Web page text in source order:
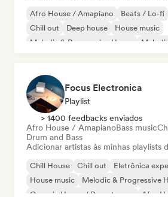
Afro House / Amapiano Beats / Lo-fi
Chill out
Deep house
House music
Melodic & Progressive House
Focus Electronica
Playlist
> 1400 feedbacks enviados
Afro House / AmapianoBass music
Drum and Bass
Adicionar artistas às minhas playlists
Chill House Chill out
Eletrônica
House music
Melodic & Progressive
Organic House / Downtempo
Afro